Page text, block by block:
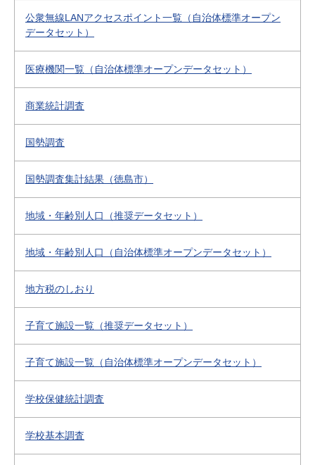
公衆無線LANアクセスポイント一覧（自治体標準オープン
データセット）
医療機関一覧（自治体標準オープンデータセット）
商業統計調査
国勢調査
国勢調査集計結果（徳島市）
地域・年齢別人口（推奨データセット）
地域・年齢別人口（自治体標準オープンデータセット）
地方税のしおり
子育て施設一覧（推奨データセット）
子育て施設一覧（自治体標準オープンデータセット）
学校保健統計調査
学校基本調査